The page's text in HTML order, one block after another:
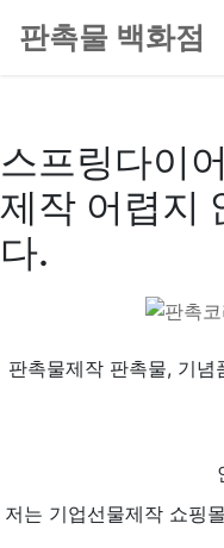
판촉물 백화점
스프링다이
제작 어렵지
다.
판촉물제작 판촉물, 기
저는 기업선물제작 쇼핑